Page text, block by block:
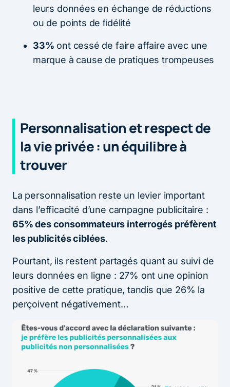
leurs données en échange de réductions
ou de points de ﬁdélité
33% ont cessé de faire affaire avec une
marque à cause de pratiques trompeuses
Personnalisation et respect de
la vie privée : un équilibre à
trouver
La personnalisation reste un levier important
dans l’efficacité d’une campagne publicitaire :
65% des consommateurs interrogés préfèrent
les publicités ciblées.
Pourtant, ils restent partagés quant au suivi de
leurs données en ligne : 27% ont une opinion
positive de cette pratique, tandis que 26% la
perçoivent négativement…